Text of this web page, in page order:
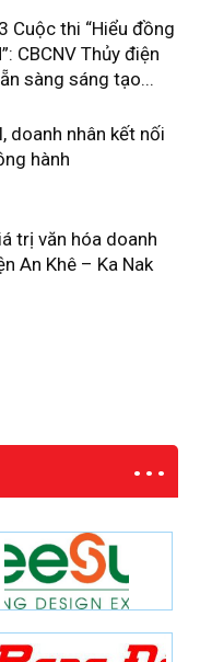
Cuộc thi “Hiểu đồng
CBCNV Thủy điện
sàng sáng tạo...
doanh nhân kết nối
hành
trị văn hóa doanh
An Khê – Ka Nak